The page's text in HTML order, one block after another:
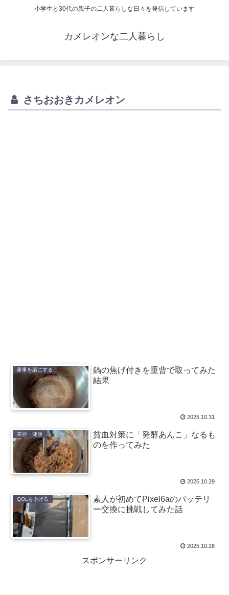
小学生と30代の親子の二人暮らしな日々を発信しています
カメレオンな二人暮らし
さちおおきカメレオン
家事を楽にする
鍋の焦げ付きを重曹で取ってみた
結果
2025.10.31
美容・健康
貧血対策に「発酵あんこ」なるも
のを作ってみた
2025.10.29
QOLを上げる
素人が初めてPixel6aのバッテリ
ー交換に挑戦してみた話
2025.10.28
スポンサーリンク